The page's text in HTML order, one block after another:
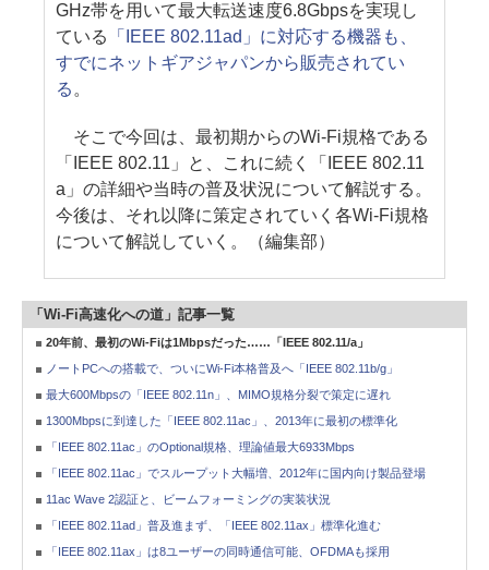
GHz帯を用いて最大転送速度6.8Gbpsを実現し
ている
「IEEE 802.11ad」に対応する機器も、
すでにネットギアジャパンから販売されてい
る 。
そこで今回は、最初期からのWi-Fi規格である
「IEEE 802.11」と、これに続く「IEEE 802.11
a」の詳細や当時の普及状況について解説する。
今後は、それ以降に策定されていく各Wi-Fi規格
について解説していく。（編集部）
「Wi-Fi高速化への道」記事一覧
20年前、最初のWi-Fiは1Mbpsだった……「IEEE 802.11/a」
ノートPCへの搭載で、ついにWi-Fi本格普及へ「IEEE 802.11b/g」
最大600Mbpsの「IEEE 802.11n」、MIMO規格分裂で策定に遅れ
1300Mbpsに到達した「IEEE 802.11ac」、2013年に最初の標準化
「IEEE 802.11ac」のOptional規格、理論値最大6933Mbps
「IEEE 802.11ac」でスループット大幅増、2012年に国内向け製品登場
11ac Wave 2認証と、ビームフォーミングの実装状況
「IEEE 802.11ad」普及進まず、「IEEE 802.11ax」標準化進む
「IEEE 802.11ax」は8ユーザーの同時通信可能、OFDMAも採用